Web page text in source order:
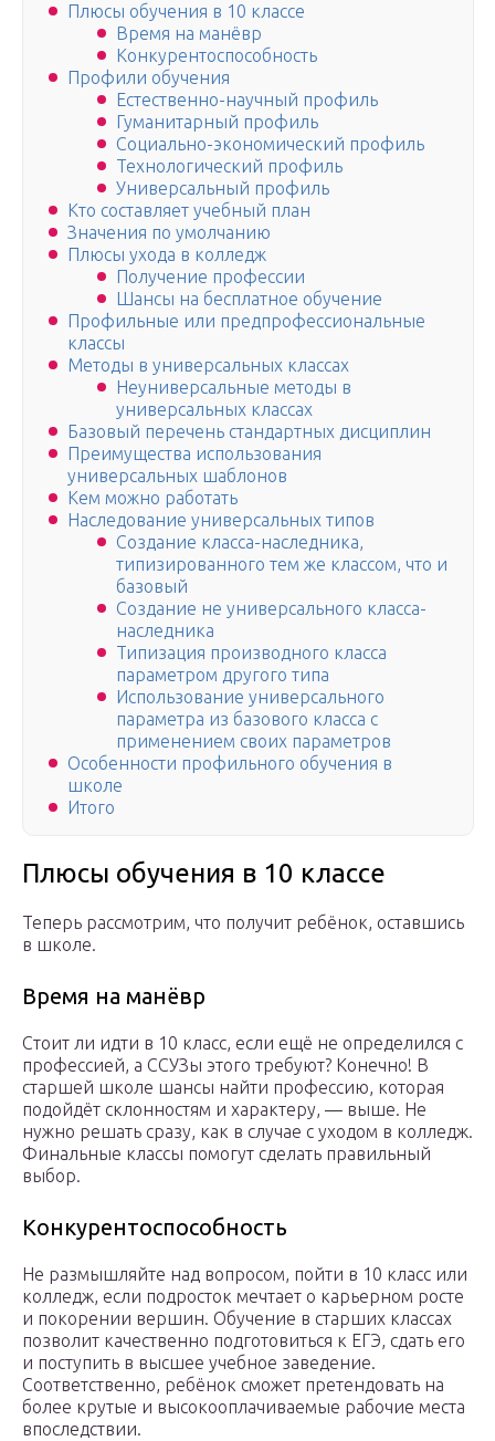
Плюсы обучения в 10 классе
Время на манёвр
Конкурентоспособность
Профили обучения
Естественно-научный профиль
Гуманитарный профиль
Социально-экономический профиль
Технологический профиль
Универсальный профиль
Кто составляет учебный план
Значения по умолчанию
Плюсы ухода в колледж
Получение профессии
Шансы на бесплатное обучение
Профильные или предпрофессиональные
классы
Методы в универсальных классах
Неуниверсальные методы в
универсальных классах
Базовый перечень стандартных дисциплин
Преимущества использования
универсальных шаблонов
Кем можно работать
Наследование универсальных типов
Создание класса-наследника,
типизированного тем же классом, что и
базовый
Создание не универсального класса-
наследника
Типизация производного класса
параметром другого типа
Использование универсального
параметра из базового класса с
применением своих параметров
Особенности профильного обучения в
школе
Итого
Плюсы обучения в 10 классе
Теперь рассмотрим, что получит ребёнок, оставшись
в школе.
Время на манёвр
Стоит ли идти в 10 класс, если ещё не определился с
профессией, а ССУЗы этого требуют? Конечно! В
старшей школе шансы найти профессию, которая
подойдёт склонностям и характеру, — выше. Не
нужно решать сразу, как в случае с уходом в колледж.
Финальные классы помогут сделать правильный
выбор.
Конкурентоспособность
Не размышляйте над вопросом, пойти в 10 класс или
колледж, если подросток мечтает о карьерном росте
и покорении вершин. Обучение в старших классах
позволит качественно подготовиться к ЕГЭ, сдать его
и поступить в высшее учебное заведение.
Соответственно, ребёнок сможет претендовать на
более крутые и высокооплачиваемые рабочие места
впоследствии.